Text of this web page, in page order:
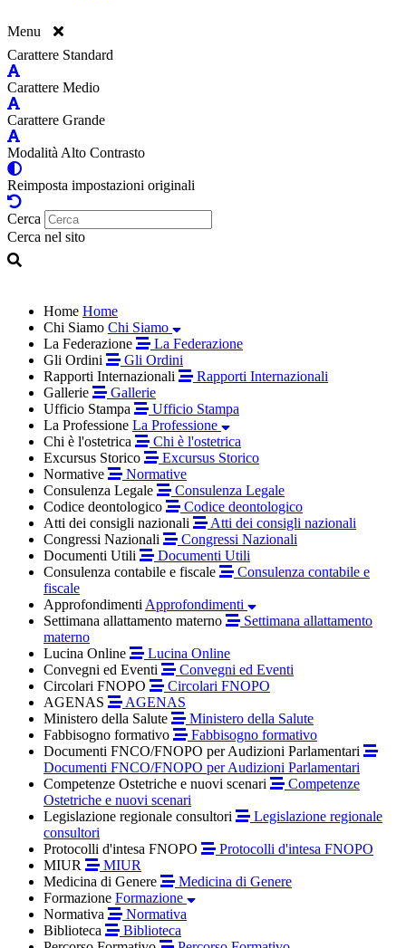
Menu
Carattere Standard
Carattere Medio
Carattere Grande
Modalità Alto Contrasto
Reimposta impostazioni originali
Cerca
Cerca nel sito
Home Home
Chi Siamo Chi Siamo
La Federazione
La Federazione
Gli Ordini
Gli Ordini
Rapporti Internazionali
Rapporti Internazionali
Gallerie
Gallerie
Ufficio Stampa
Ufficio Stampa
La Professione La Professione
Chi è l'ostetrica
Chi è l'ostetrica
Excursus Storico
Excursus Storico
Normative
Normative
Consulenza Legale
Consulenza Legale
Codice deontologico
Codice deontologico
Atti dei consigli nazionali
Atti dei consigli nazionali
Congressi Nazionali
Congressi Nazionali
Documenti Utili
Documenti Utili
Consulenza contabile e fiscale
Consulenza contabile e
fiscale
Approfondimenti Approfondimenti
Settimana allattamento materno
Settimana allattamento
materno
Lucina Online
Lucina Online
Convegni ed Eventi
Convegni ed Eventi
Circolari FNOPO
Circolari FNOPO
AGENAS
AGENAS
Ministero della Salute
Ministero della Salute
Fabbisogno formativo
Fabbisogno formativo
Documenti FNCO/FNOPO per Audizioni Parlamentari
Documenti FNCO/FNOPO per Audizioni Parlamentari
Competenze Ostetriche e nuovi scenari
Competenze
Ostetriche e nuovi scenari
Legislazione regionale consultori
Legislazione regionale
consultori
Protocolli d'intesa FNOPO
Protocolli d'intesa FNOPO
MIUR
MIUR
Medicina di Genere
Medicina di Genere
Formazione Formazione
Normativa
Normativa
Biblioteca
Biblioteca